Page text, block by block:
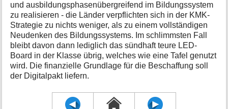
und ausbildungsphasenübergreifend im Bildungssystem
zu realisieren - die Länder verpflichten sich in der KMK-
Strategie zu nichts weniger, als zu einem vollständigen
Neudenken des Bildungssystems. Im schlimmsten Fall
bleibt davon dann lediglich das sündhaft teure LED-
Board in der Klasse übrig, welches wie eine Tafel genutzt
wird. Die finanzielle Grundlage für die Beschaffung soll
der Digitalpakt liefern.